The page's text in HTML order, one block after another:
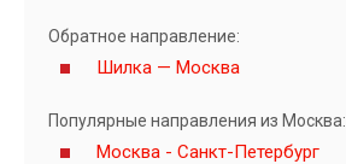
Обратное направление:
Шилка — Москва
Популярные направления из Москва:
Москва - Санкт-Петербург